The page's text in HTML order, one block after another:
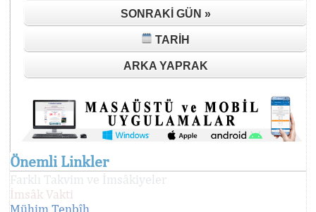
SONRAKI GÜN »
TARIH
ARKA YAPRAK
Önemli Linkler
Farklı Takvim ve İmsâkiyeler
İmsâk Vakti
Mühim Tenbîh